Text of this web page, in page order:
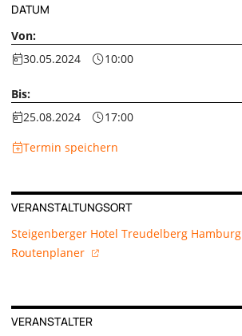
DATUM
Von:
30.05.2024
10:00
Bis:
25.08.2024
17:00
Termin speichern
VERANSTALTUNGSORT
Steigenberger Hotel Treudelberg Hamburg
Routenplaner
VERANSTALTER